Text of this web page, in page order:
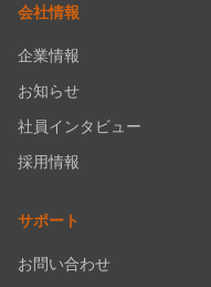
会社情報
企業情報
お知らせ
社員インタビュー
採用情報
サポート
お問い合わせ